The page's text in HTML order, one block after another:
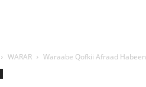
WARAR Waraabe Qofkii Afraad